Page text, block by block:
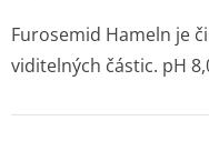
Furosemid Hameln je
viditelných částic. pH